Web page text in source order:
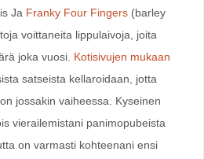
Ja Franky Four Fingers(barley
voittaneita lippulaivoja, joita
joka vuosi. Kotisivujen mukaan
satseista kellaroidaan, jotta
jossakin vaiheessa. Kyseinen
vierailemistani panimopubeista
on varmasti kohteenani ensi